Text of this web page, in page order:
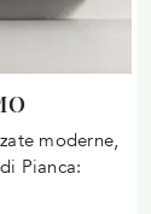
moderne,
Pianca: